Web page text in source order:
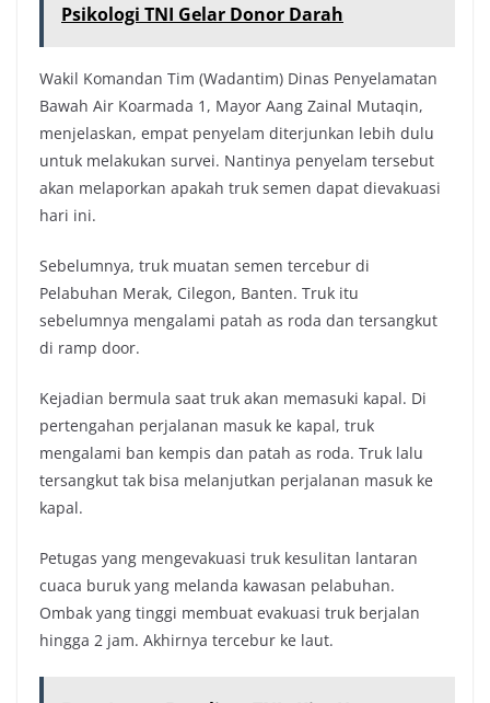
Psikologi TNI Gelar Donor Darah
Wakil Komandan Tim (Wadantim) Dinas Penyelamatan
Bawah Air Koarmada 1, Mayor Aang Zainal Mutaqin,
menjelaskan, empat penyelam diterjunkan lebih dulu
untuk melakukan survei. Nantinya penyelam tersebut
akan melaporkan apakah truk semen dapat dievakuasi
hari ini.
Sebelumnya, truk muatan semen tercebur di
Pelabuhan Merak, Cilegon, Banten. Truk itu
sebelumnya mengalami patah as roda dan tersangkut
di ramp door.
Kejadian bermula saat truk akan memasuki kapal. Di
pertengahan perjalanan masuk ke kapal, truk
mengalami ban kempis dan patah as roda. Truk lalu
tersangkut tak bisa melanjutkan perjalanan masuk ke
kapal.
Petugas yang mengevakuasi truk kesulitan lantaran
cuaca buruk yang melanda kawasan pelabuhan.
Ombak yang tinggi membuat evakuasi truk berjalan
hingga 2 jam. Akhirnya tercebur ke laut.